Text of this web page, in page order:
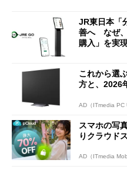
JR東日本「
善へ なぜ、
購入」を実
これから選
方と、2026
AD（ITmedia PC
スマホの写
りクラウド
AD（ITmedia